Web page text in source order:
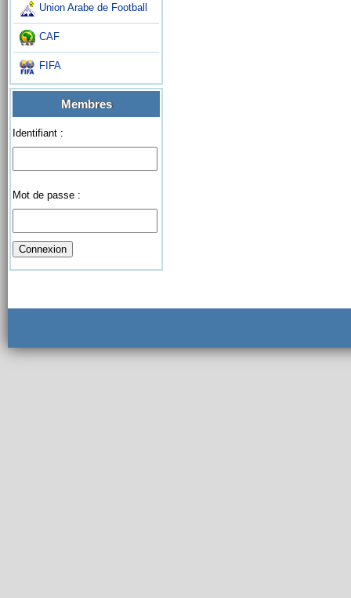
Union Arabe de Football
CAF
FIFA
Membres
Identifiant :
Mot de passe :